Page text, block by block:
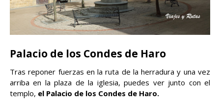
Palacio de los Condes de Haro
Tras reponer fuerzas en la ruta de la herradura y una vez
arriba en la plaza de la iglesia, puedes ver junto con el
templo, el Palacio de los Condes de Haro.